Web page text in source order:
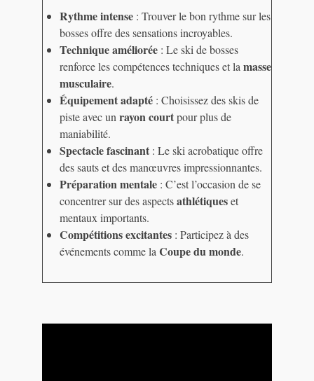
Rythme intense : Trouver le bon rythme sur les
bosses offre des sensations incroyables.
Technique améliorée : Le ski de bosses
renforce les compétences techniques et la masse
musculaire.
Équipement adapté : Choisissez des skis de
piste avec un rayon courtpour plus de
maniabilité.
Spectacle fascinant : Le ski acrobatique offre
des sauts et des manœuvres impressionnantes.
Préparation mentale : C’est l’occasion de se
concentrer sur des aspectsathlétiqueset
mentaux importants.
Compétitions excitantes : Participez à des
événements comme la Coupe du monde.